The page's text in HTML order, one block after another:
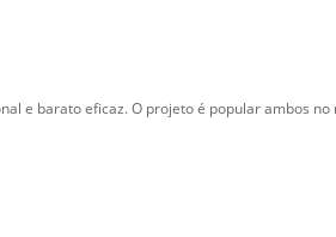
e barato eficaz. O projeto é popular ambos no